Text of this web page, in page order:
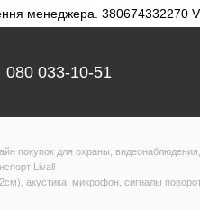
менеджера. 380674332270
080 033-10-51
покупок для охраны,
Livall
акустика, микрофон, сигналы